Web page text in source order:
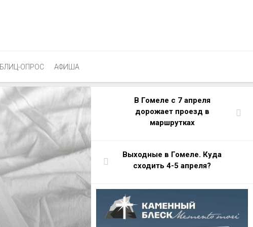
БЛИЦ-ОПРОС АФИША
В Гомеле с 7 апреля
дорожает проезд в
маршрутках
Выходные в Гомеле. Куда
сходить 4-5 апреля?